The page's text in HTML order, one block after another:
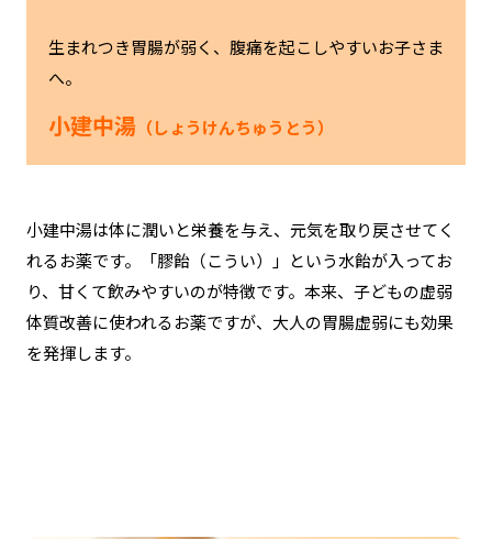
生まれつき胃腸が弱く、腹痛を起こしやすいお子さま
へ。
小建中湯 （しょうけんちゅうとう）
小建中湯は体に潤いと栄養を与え、元気を取り戻させてく
れるお薬です。
「膠飴（こうい）」という水飴が入ってお
り、甘くて飲みやすいのが特徴です。本来、子どもの虚弱
体質改善に使われるお薬ですが、大人の胃腸虚弱にも効果
を発揮します。